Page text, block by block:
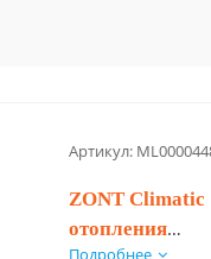
Артикул:
ZONT Climatic
отопления
Подробнее